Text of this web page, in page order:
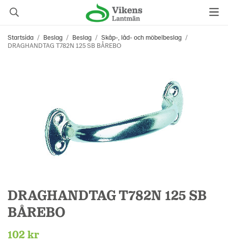
Startsida / Beslag / Beslag / Skåp-, låd- och möbelbeslag /
DRAGHANDTAG T782N 125 SB BÅREBO
DRAGHANDTAG T782N 125 SB
BÅREBO
102 kr